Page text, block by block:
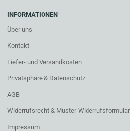
INFORMATIONEN
Über uns
Kontakt
Liefer- und Versandkosten
Privatsphäre & Datenschutz
AGB
Widerrufsrecht & Muster-Widerrufsformular
Impressum